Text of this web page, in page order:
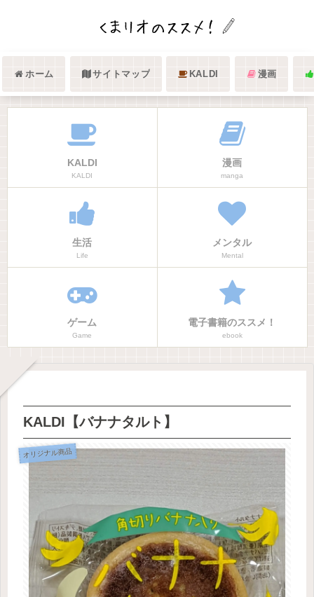
ホーム サイトマップ KALDI 漫画
KALDI
KALDI
漫画
manga
生活
Life
メンタル
Mental
ゲーム
Game
電子書籍のススメ！
ebook
KALDI【バナナタルト】
オリジナル商品